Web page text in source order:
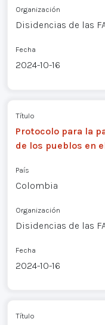
Organización
Disidencias de las
Fecha
2024-10-16
Título
Protocolo para la
de los pueblos en
País
Colombia
Organización
Disidencias de las
Fecha
2024-10-16
Título